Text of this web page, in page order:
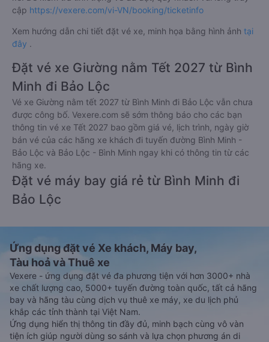
cập https://vexere.com/vi-VN/booking/ticketinfo
Xem hướng dẫn chi tiết đặt vé xe, minh họa bằng hình ảnh tại
đây .
Đặt vé xe Giường nằm Tết 2027 từ Bình
Minh đi Bảo Lộc
Vé xe Giường nằm tết 2027 từ Bình Minh đi Bảo Lộc vẫn chưa
được công bố. Vexere.com sẽ sớm thông báo cho các bạn
thông tin vé xe Tết 2027 bao gồm giá vé, lịch trình, ngày giờ
bán vé của các hãng xe khách đi tuyến đường Bình Minh -
Bảo Lộc và Bảo Lộc - Bình Minh ngay khi có thông tin từ các
hãng xe.
Đặt vé máy bay giá rẻ từ Bình Minh đi
Bảo Lộc
Ứng dụng đặt vé Xe khách, Máy bay,
Tàu hoả và Thuê xe
Vexere - ứng dụng đặt vé đa phương tiện với hơn 3000+ nhà
xe chất lượng cao, 5000+ tuyến đường toàn quốc, tất cả hãng
bay và hãng tàu cùng dịch vụ thuê xe máy, xe du lịch phủ
khắp các tỉnh thành tại Việt Nam.
Ứng dụng hiển thị thông tin đầy đủ, minh bạch cùng vô vàn
tiện ích giúp người dùng so sánh và lựa chọn phương án di